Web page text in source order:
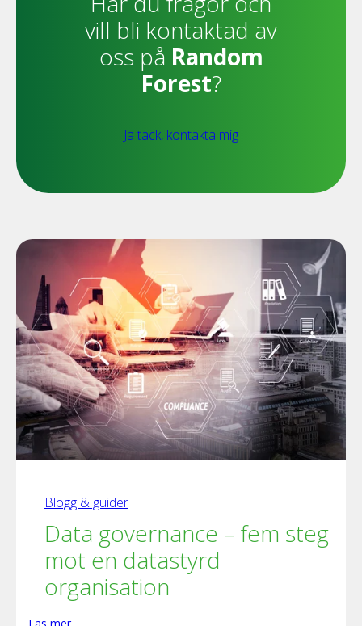
vill bli kontaktad av
oss på Random
Forest?
Ja tack, kontakta mig
Blogg & guider
Data governance – fem steg
mot en datastyrd
organisation